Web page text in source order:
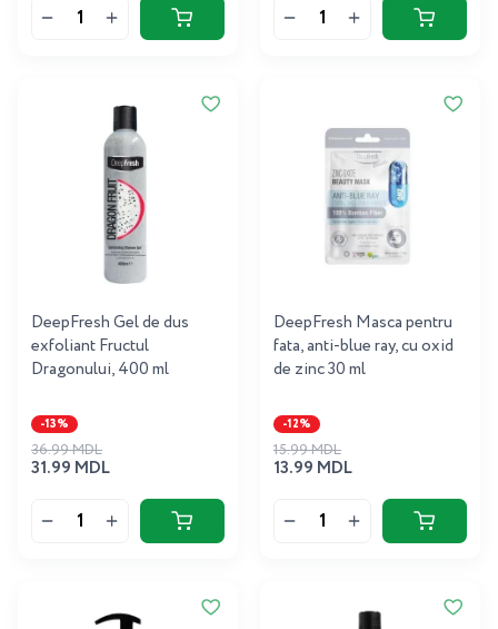
DeepFresh Gel de dus
exfoliant Fructul
Dragonului, 400 ml
-13%
31.99 MDL
36.99 MDL
DeepFresh Masca pentru
fata, anti-blue ray, cu oxid
de zinc 30 ml
-12%
13.99 MDL
15.99 MDL